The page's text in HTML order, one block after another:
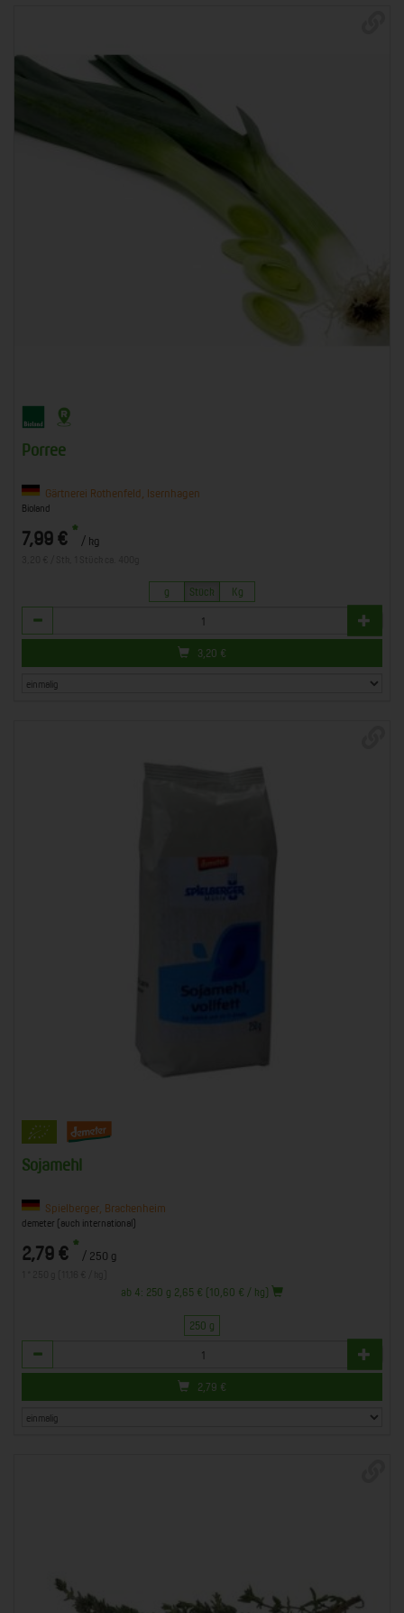
Porree
Gärtnerei Rothenfeld, Isernhagen
Bioland
7,99 € * / kg
g Stück Kg
Anzahl
3,20 €
Sojamehl
Spielberger, Brackenheim
demeter (auch international)
2,79 € * / 250 g
ab 4: 250 g 2,65 € (10,60 € / kg)
250 g
Anzahl
2,79 €